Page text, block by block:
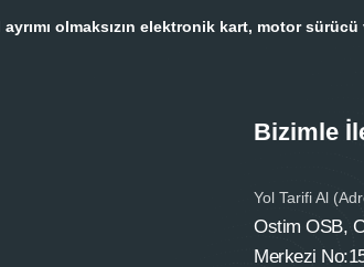
olmaksızın elektronik kart, motor
Bizimle
Yol Tarifi Al
Ostim OSB,
Merkezi